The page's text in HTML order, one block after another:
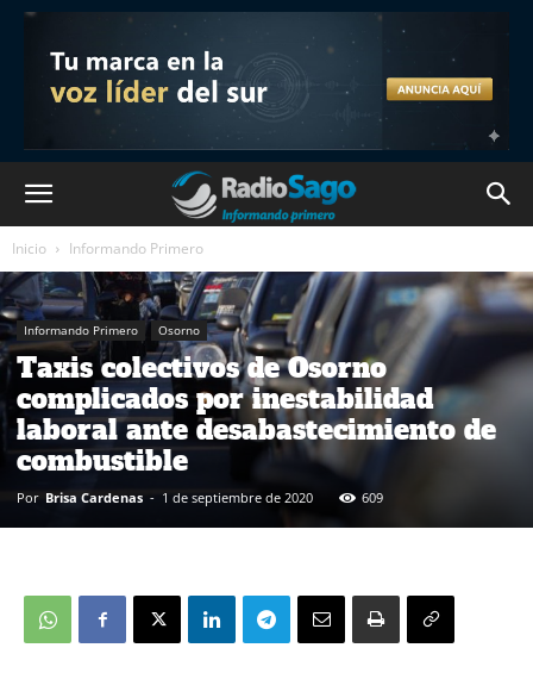
Inicio Informando Primero
Informando Primero Osorno
Taxis colectivos de Osorno
complicados por inestabilidad
laboral ante desabastecimiento de
combustible
Por Brisa Cardenas - 1 de septiembre de 2020 609